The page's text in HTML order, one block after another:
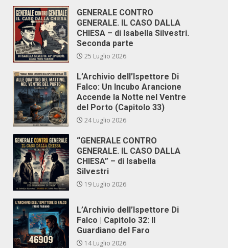
GENERALE CONTRO
GENERALE. IL CASO DALLA
CHIESA – di Isabella Silvestri.
Seconda parte
25 Luglio 2026
L’Archivio dell’Ispettore Di
Falco: Un Incubo Arancione
Accende la Notte nel Ventre
del Porto (Capitolo 33)
24 Luglio 2026
“GENERALE CONTRO
GENERALE. IL CASO DALLA
CHIESA” – di Isabella
Silvestri
19 Luglio 2026
L’Archivio dell’Ispettore Di
Falco | Capitolo 32: Il
Guardiano del Faro
14 Luglio 2026